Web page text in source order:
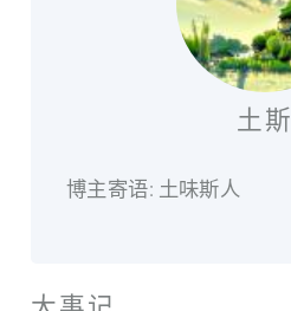
土斯
博主寄语: 土味斯人